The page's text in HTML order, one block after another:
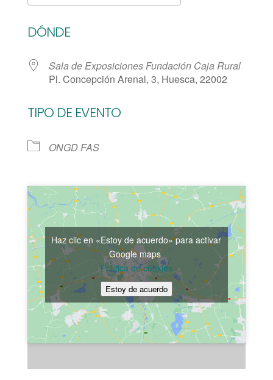
DÓNDE
Sala de Exposiciones Fundación Caja Rural
Pl. Concepción Arenal, 3, Huesca, 22002
TIPO DE EVENTO
ONGD FAS
Haz clic en «Estoy de acuerdo» para activar
Google maps
Política de cookies
Estoy de acuerdo